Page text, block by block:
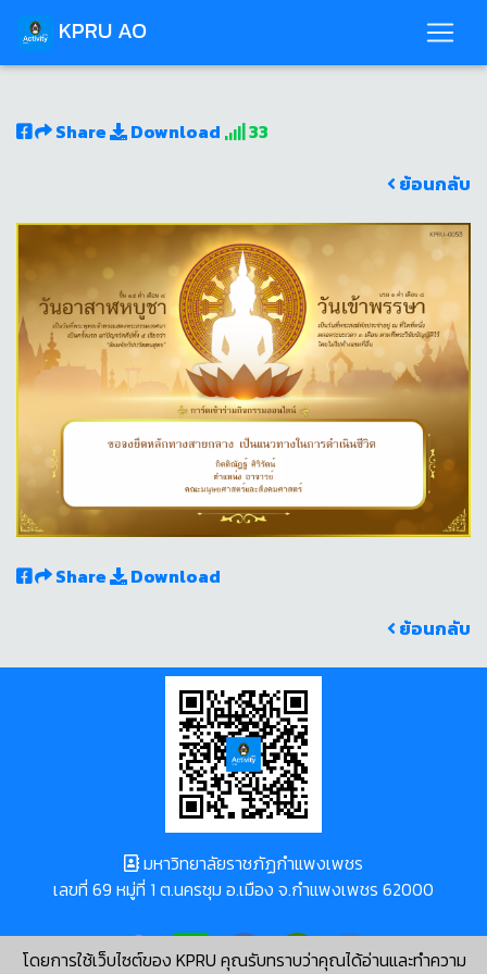
KPRU AO
Share Download
33
ย้อนกลับ
Share
Download
ย้อนกลับ
โดยการใช้เว็บไซต์ของ KPRU คุณรับทราบว่าคุณได้อ่านและทำความ
มหาวิทยาลัยราชภัฏกำแพงเพชร
เลขที่ 69 หมู่ที่ 1 ต.นครชุม อ.เมือง จ.กำแพงเพชร 62000